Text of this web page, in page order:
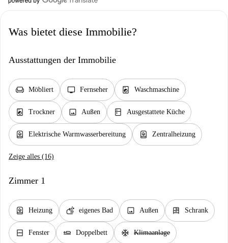
Was bietet diese Immobilie?
Ausstattungen der Immobilie
chair Möbliert tv Fernseher local_laundry_service Waschmaschine
local_laundry_service Trockner image Außen kitchen Ausgestattete Küche
water_heater Elektrische Warmwasserbereitung water_heater Zentralheizung
Zeige alles (16)
Zimmer 1
water_heater Heizung soap eigenes Bad image Außen dresser Schrank
window_closed Fenster airline_seat_flat Doppelbett ac_unit Klimaanlage